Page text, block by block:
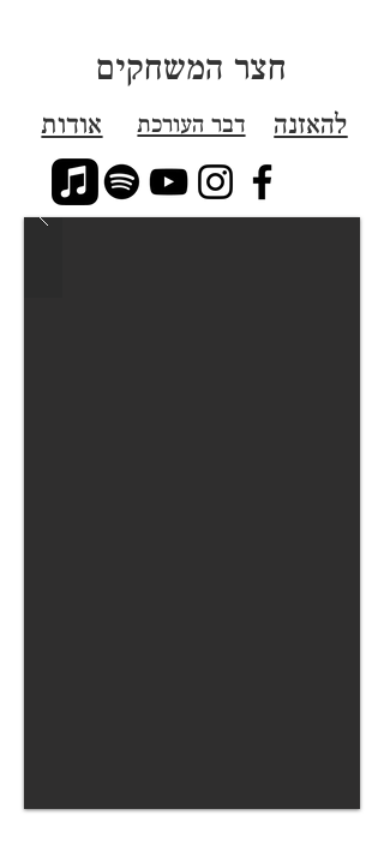
חצר המשחקים
אודות דבר העורכת להאזנה